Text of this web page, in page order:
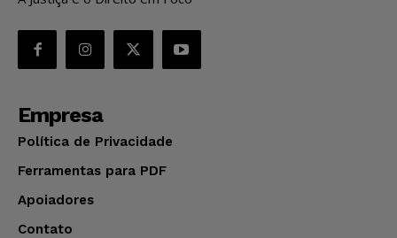
Empresa
Política de Privacidade
Ferramentas para PDF
Apoiadores
Contato